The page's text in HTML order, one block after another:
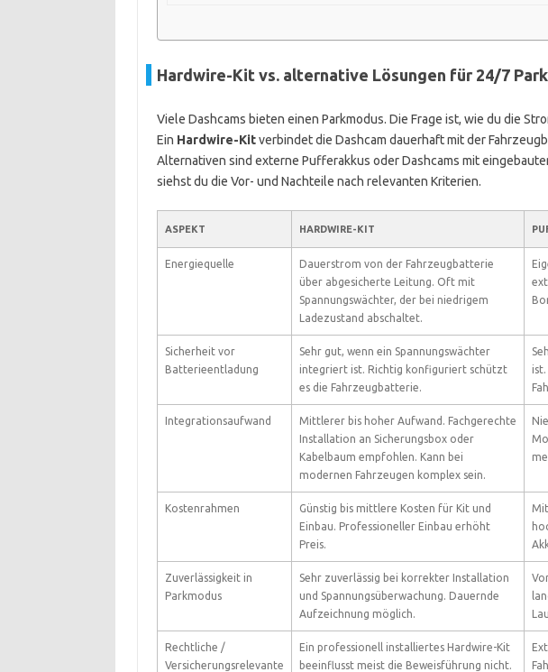
Hardwire-Kit vs. alternative Lösungen für 24/7
Viele Dashcams bieten einen Parkmodus. Die Frage ist, wie du die
Ein Hardwire-Kitverbindet die Dashcam dauerhaft mit der
Alternativen sind externe Pufferakkus oder Dashcams mit
siehst du die Vor- und Nachteile nach relevanten Kriterien.
ASPEKT HARDWIRE-KIT
Energiequelle
Dauerstrom von der Fahrzeugbatterie
über abgesicherte Leitung. Oft mit
Spannungswächter, der bei niedrigem
Ladezustand abschaltet.
Sicherheit vor
Batterieentladung
Sehr gut, wenn ein Spannungswächter
integriert ist. Richtig konfiguriert schützt
es die Fahrzeugbatterie.
ist.
Integrationsaufwand
Mittlerer bis hoher Aufwand. Fachgerechte
Installation an Sicherungsbox oder
Kabelbaum empfohlen. Kann bei
modernen Fahrzeugen komplex sein.
Kostenrahmen
Günstig bis mittlere Kosten für Kit und
Einbau. Professioneller Einbau erhöht
Preis.
Zuverlässigkeit in
Parkmodus
Sehr zuverlässig bei korrekter Installation
und Spannungsüberwachung. Dauernde
Aufzeichnung möglich.
Rechtliche /
Versicherungsrelevante
Ein professionell installiertes Hardwire-Kit
beeinflusst meist die Beweisführung nicht.